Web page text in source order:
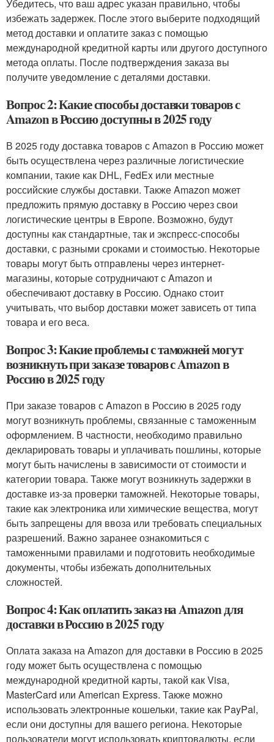
Убедитесь, что ваш адрес указан правильно, чтобы
избежать задержек. После этого выберите подходящий
метод доставки и оплатите заказ с помощью
международной кредитной карты или другого доступного
метода оплаты. После подтверждения заказа вы
получите уведомление с деталями доставки.
Вопрос 2: Какие способы доставки товаров с
Amazon в Россию доступны в 2025 году
В 2025 году доставка товаров с Amazon в Россию может
быть осуществлена через различные логистические
компании, такие как DHL, FedEx или местные
российские службы доставки. Также Amazon может
предложить прямую доставку в Россию через свои
логистические центры в Европе. Возможно, будут
доступны как стандартные, так и экспресс-способы
доставки, с разными сроками и стоимостью. Некоторые
товары могут быть отправлены через интернет-
магазины, которые сотрудничают с Amazon и
обеспечивают доставку в Россию. Однако стоит
учитывать, что выбор доставки может зависеть от типа
товара и его веса.
Вопрос 3: Какие проблемы с таможней могут
возникнуть при заказе товаров с Amazon в
Россию в 2025 году
При заказе товаров с Amazon в Россию в 2025 году
могут возникнуть проблемы, связанные с таможенным
оформлением. В частности, необходимо правильно
декларировать товары и уплачивать пошлины, которые
могут быть начислены в зависимости от стоимости и
категории товара. Также могут возникнуть задержки в
доставке из-за проверки таможней. Некоторые товары,
такие как электроника или химические вещества, могут
быть запрещены для ввоза или требовать специальных
разрешений. Важно заранее ознакомиться с
таможенными правилами и подготовить необходимые
документы, чтобы избежать дополнительных
сложностей.
Вопрос 4: Как оплатить заказ на Amazon для
доставки в Россию в 2025 году
Оплата заказа на Amazon для доставки в Россию в 2025
году может быть осуществлена с помощью
международной кредитной карты, такой как Visa,
MasterCard или American Express. Также можно
использовать электронные кошельки, такие как PayPal,
если они доступны для вашего региона. Некоторые
пользователи могут использовать криптовалюты, если